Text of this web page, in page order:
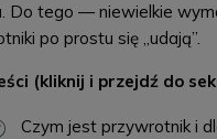
Do tego — niewielkie
po prostu się „udają”.
(kliknij i przejdź do
Czym jest przywrotnik i